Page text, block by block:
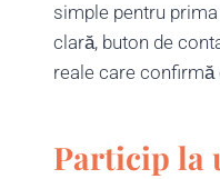
simple pentru
clară, buton de
reale care
Particip la